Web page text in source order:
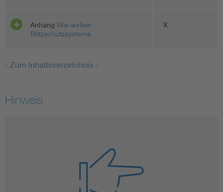
Anhang Wie wirken
Blitzschutzsysteme
X
- Zum Inhaltsverzeichnis -
Hinweis